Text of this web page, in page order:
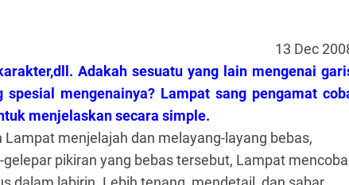
13 Dec
Adakah sesuatu yang lain mengenai
spesial mengenainya? Lampat sang pengamat
menjelaskan secara simple.
Lampat menjelajah dan melayang-layang bebas,
gelepar pikiran yang bebas tersebut, Lampat mencoba